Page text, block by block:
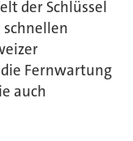
der Schlüssel
Fernwartung
auch